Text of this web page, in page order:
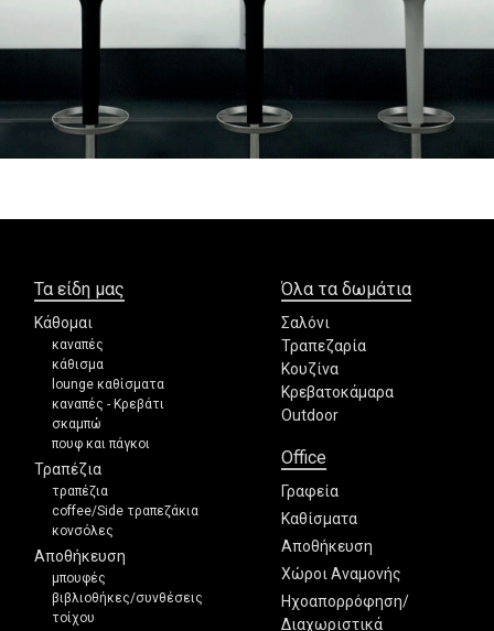
Τα είδη μας
Κάθομαι
καναπές
κάθισμα
lounge καθίσματα
καναπές - Κρεβάτι
σκαμπώ
πουφ και πάγκοι
Τραπέζια
τραπέζια
coffee/Side τραπεζάκια
κονσόλες
Αποθήκευση
μπουφές
βιβλιοθήκες/συνθέσεις
τοίχου
Όλα τα δωμάτια
Σαλόνι
Τραπεζαρία
Κουζίνα
Κρεβατοκάμαρα
Outdoor
Office
Γραφεία
Καθίσματα
Αποθήκευση
Χώροι Αναμονής
Ηχοαπορρόφηση/
Διαχωριστικά